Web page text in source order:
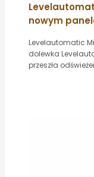
nowym
Levelautomatic
dolewka
przeszła